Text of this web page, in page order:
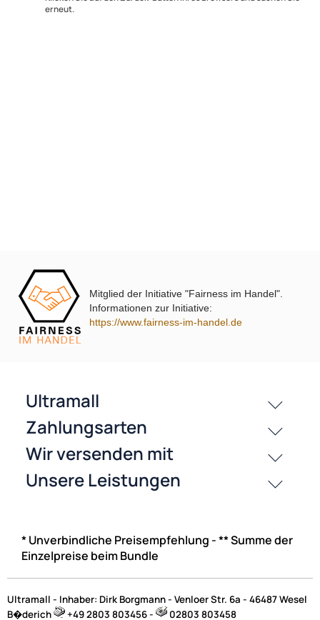
Fehler und wiederholen.
Mitglied der Initiative "Fairness im Handel".
Informationen zur Initiative:
https://www.fairness-im-handel.de
* Unverbindliche Preisempfehlung - ** Summe der
Einzelpreise beim Bundle
Ultramall - Inhaber: Dirk Borgmann - Venloer Str. 6a - 46487 Wesel
B�derich
+49 2803 803456 - 02803 803458